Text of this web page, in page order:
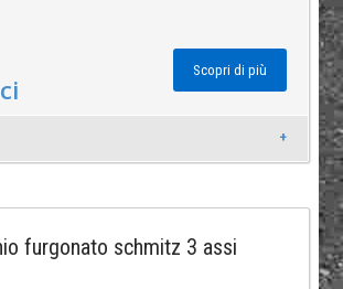
Scopri di più
furgonato schmitz 3 assi